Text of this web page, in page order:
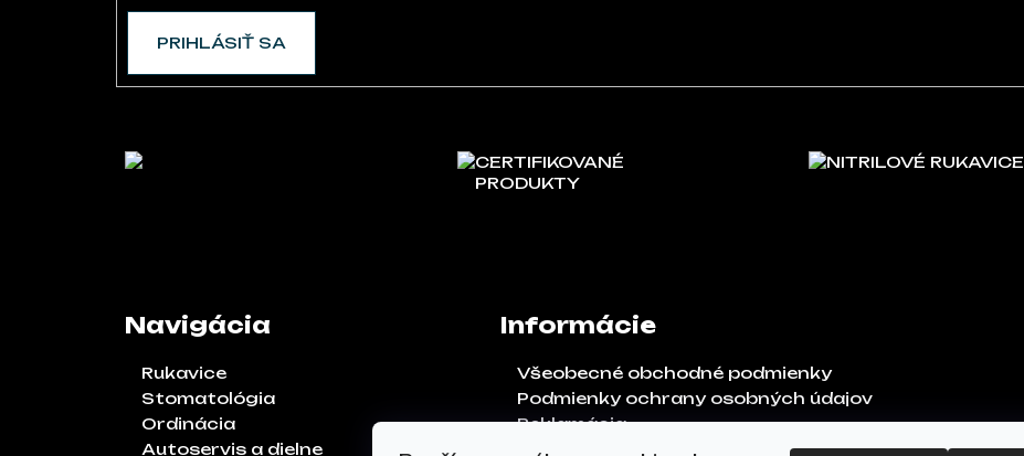
PRIHLÁSIŤ SA
CERTIFIKOVANÉ
PRODUKTY
NITRILOVÉ RUKAVICE
Navigácia
Rukavice
Stomatológia
Ordinácia
Autoservis a dielne
Informácie
Všeobecné obchodné podmienky
Podmienky ochrany osobných údajov
Reklamácia
Odstúpenie od zmluvy